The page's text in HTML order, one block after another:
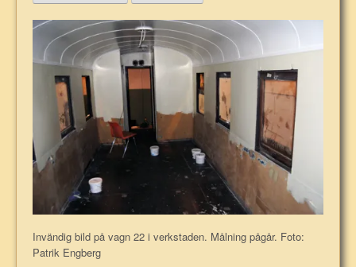
Invändig bild på vagn 22 i verkstaden. Målning pågår. Foto:
Patrik Engberg